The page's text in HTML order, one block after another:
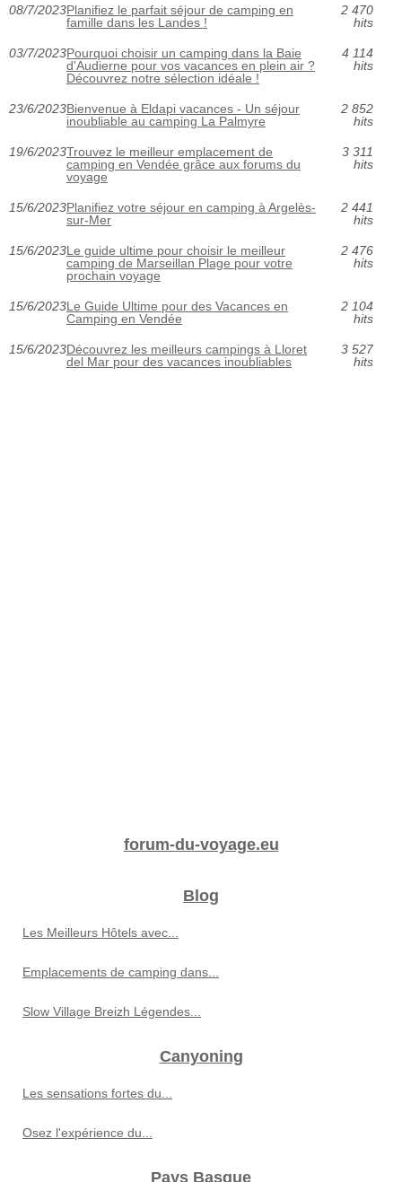
08/7/2023Planifiez le parfait séjour de camping en
famille dans les Landes !
2 470
hits
03/7/2023Pourquoi choisir un camping dans la Baie
d'Audierne pour vos vacances en plein air ?
Découvrez notre sélection idéale !
4 114
hits
23/6/2023Bienvenue à Eldapi vacances - Un séjour
inoubliable au camping La Palmyre
2 852
hits
19/6/2023Trouvez le meilleur emplacement de
camping en Vendée grâce aux forums du
voyage
3 311
hits
15/6/2023Planifiez votre séjour en camping à Argelès-
sur-Mer
2 441
hits
15/6/2023Le guide ultime pour choisir le meilleur
camping de Marseillan Plage pour votre
prochain voyage
2 476
hits
15/6/2023Le Guide Ultime pour des Vacances en
Camping en Vendée
2 104
hits
15/6/2023Découvrez les meilleurs campings à Lloret
del Mar pour des vacances inoubliables
3 527
hits
forum-du-voyage.eu
Blog
Les Meilleurs Hôtels avec...
Emplacements de camping dans...
Slow Village Breizh Légendes...
Canyoning
Les sensations fortes du...
Osez l'expérience du...
Pays Basque